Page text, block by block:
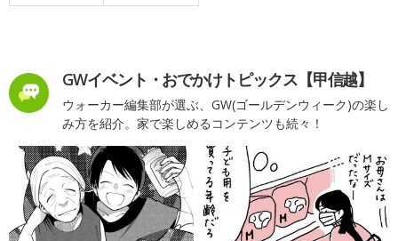
GWイベント・おでかけトピックス【甲信越】
ウォーカー編集部が選ぶ、GW(ゴールデンウィーク)の楽し
み方を紹介。家で楽しめるコンテンツも続々！